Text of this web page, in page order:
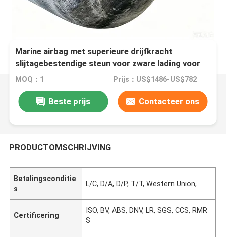
Marine airbag met superieure drijfkracht
slijtagebestendige steun voor zware lading voor
het lanceren van schepen
MOQ：1 Prijs：US$1486-US$782
Beste prijs Contacteer ons
PRODUCTOMSCHRIJVING
Betalingsconditie
s
L/C, D/A, D/P, T/T, Western Union,
Certificering
ISO, BV, ABS, DNV, LR, SGS, CCS, RMR
S